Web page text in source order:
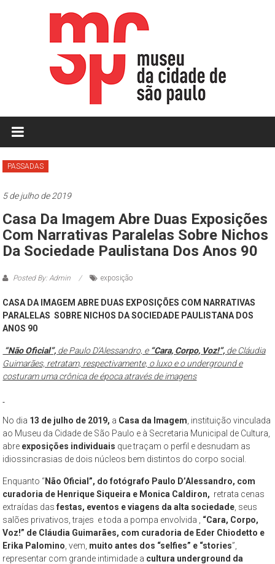
MCSP
Museu
da
Cidade
de
São
Paulo
O
Museu
da
Cidade
de
São
complexo
cultural
museológico,
natureza
socioantropológica,
geográfica
e
histórica
–
PASSADAS
5 de julho de 2019
Casa Da Imagem Abre Duas Exposições
Com Narrativas Paralelas Sobre Nichos
Da Sociedade Paulistana Dos Anos 90
Posted By: Admin exposição
CASA DA IMAGEM ABRE DUAS EXPOSIÇÕES COM NARRATIVAS
PARALELAS SOBRE NICHOS DA SOCIEDADE PAULISTANA DOS
ANOS 90
“Não Oficial”, de Paulo D’Alessandro, e “Cara, Corpo, Voz!”, de Cláudia
Guimarães, retratam, respectivamente, o luxo e o underground e
costuram uma crônica de época através de imagens
No dia 13 de julho de 2019, a Casa da Imagem , instituição vinculada
ao Museu da Cidade de São Paulo e à Secretaria Municipal de Cultura,
abre exposições individuais que traçam o perfil e desnudam as
idiossincrasias de dois núcleos bem distintos do corpo social.
Enquanto “Não Oficial”, do fotógrafo Paulo D’Alessandro, com
curadoria de Henrique Siqueira e Monica Caldiron, retrata cenas
extraídas dasfestas, eventos e viagens da alta sociedade , seus
salões privativos, trajes e toda a pompa envolvida , “Cara, Corpo,
Voz!” de Cláudia Guimarães, com curadoria de Eder Chiodetto e
Erika Palomino , vem, muito antes dos “selfies” e “stories”,
representar com grande intimidade a cultura underground da